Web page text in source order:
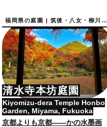
福岡県の庭園 | 筑後・八女・柳川の庭園
清水寺本坊庭園
Kiyomizu-dera Temple Honbo
Garden, Miyama, Fukuoka
京都よりも京都――かの水墨画